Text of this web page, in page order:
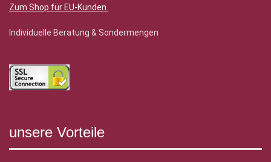
Zum Shop für EU-Kunden
Individuelle Beratung & Sondermengen
unsere Vorteile